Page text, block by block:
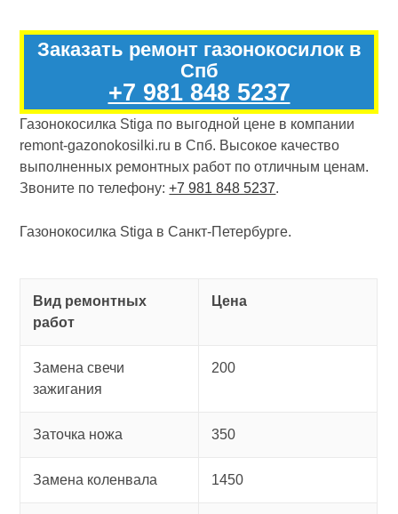
Заказать ремонт газонокосилок в
Спб
+7 981 848 5237
Газонокосилка Stiga по выгодной цене в компании
remont-gazonokosilki.ru в Спб. Высокое качество
выполненных ремонтных работ по отличным ценам.
Звоните по телефону:+7 981 848 5237.
Газонокосилка Stiga в Санкт-Петербурге.
Вид ремонтных
работ
Цена
Замена свечи
зажигания
200
Заточка ножа 350
Замена коленвала 1450